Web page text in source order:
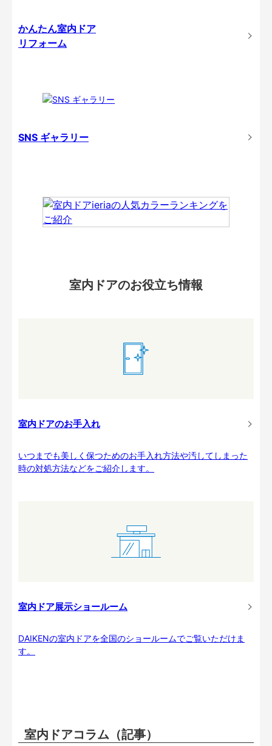
かんたん室内ドア
リフォーム
SNS ギャラリー
室内ドアのお役立ち情報
室内ドアのお手入れ
いつまでも美しく保つためのお手入れ方法や汚してしまった
時の対処方法などをご紹介します。
室内ドア展示ショールーム
DAIKENの室内ドアを全国のショールームでご覧いただけま
す。
室内ドアコラム（記事）